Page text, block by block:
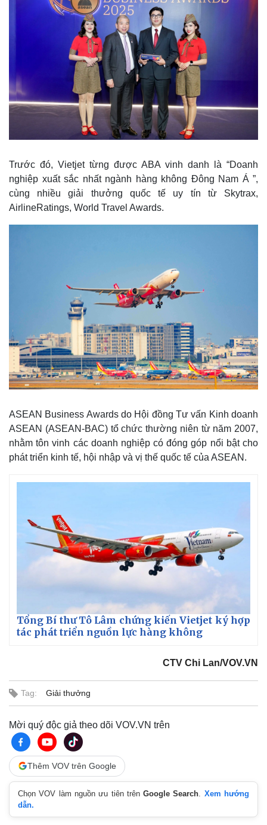
Cuộc sống đó đây
Hồ sơ
Multimedia
Video
Ảnh
E-Magazine
Infographic
Bất động sản
Khởi nghiệp
Giá vàng
Trước đó, Vietjet từng được ABA vinh danh là “Doanh
nghiệp xuất sắc nhất ngành hàng không Đông Nam Á ”,
cùng nhiều giải thưởng quốc tế uy tín từ Skytrax,
AirlineRatings, World Travel Awards.
ASEAN Business Awards do Hội đồng Tư vấn Kinh doanh
ASEAN (ASEAN-BAC) tổ chức thường niên từ năm 2007,
nhằm tôn vinh các doanh nghiệp có đóng góp nổi bật cho
phát triển kinh tế, hội nhập và vị thế quốc tế của ASEAN.
Tổng Bí thư Tô Lâm chứng kiến Vietjet ký hợp
tác phát triển nguồn lực hàng không
CTV Chi Lan/VOV.VN
Tag: Giải thưởng
Mời quý độc giả theo dõi VOV.VN trên
Thêm VOV trên Google
Chọn VOV làm nguồn ưu tiên trênGoogle Search
Xem hướng
dẫn.